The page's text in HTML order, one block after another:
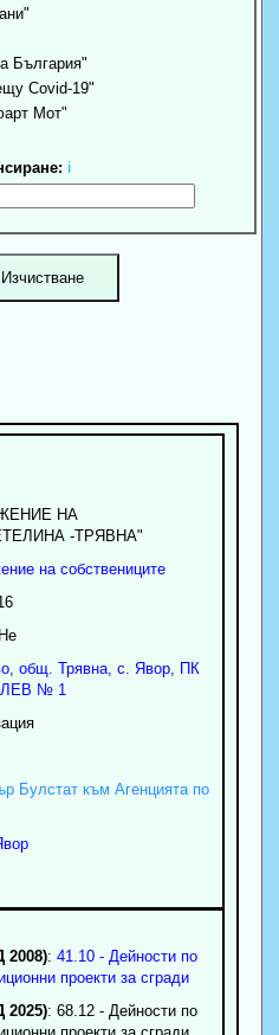
България"
Covid-19"
Мот"
ℹ
НА
-ТРЯВНА"
на собствениците
, общ. Трявна, с. Явор, ПК
№ 1
Булстат към Агенцията по
2008): 41.10 - Дейности по
проекти за сгради
2025): 68.12 - Дейности по